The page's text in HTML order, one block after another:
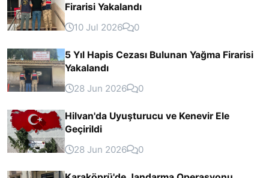
Firarisi Yakalandı
10 Jul 2026
0
5 Yıl Hapis Cezası Bulunan Yağma Firarisi
Yakalandı
28 Jun 2026
0
Hilvan'da Uyuşturucu ve Kenevir Ele
Geçirildi
28 Jun 2026
0